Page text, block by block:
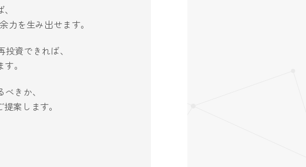
を生み出せます。
資できれば、
。
きか、
案します。